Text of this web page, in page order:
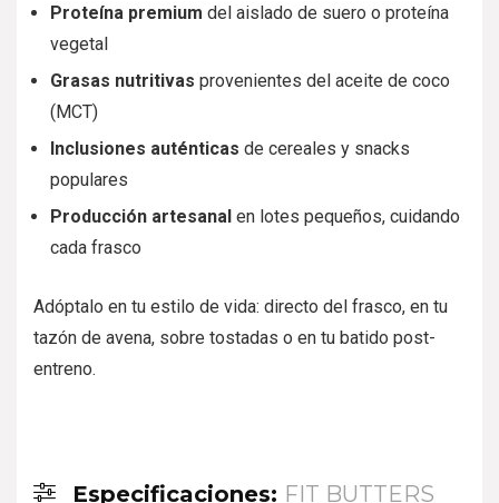
Proteína premium del aislado de suero o proteína
vegetal
Grasas nutritivas provenientes del aceite de coco
(MCT)
Inclusiones auténticas de cereales y snacks
populares
Producción artesanal en lotes pequeños, cuidando
cada frasco
Adóptalo en tu estilo de vida: directo del frasco, en tu
tazón de avena, sobre tostadas o en tu batido post-
entreno.
Especificaciones: FIT BUTTERS